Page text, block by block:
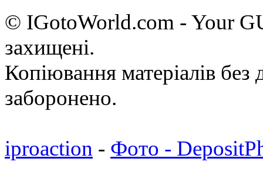
© IGotoWorld.com - Your
захищені.
Копіювання матеріалів без
заборонено.
iproaction - Фото -